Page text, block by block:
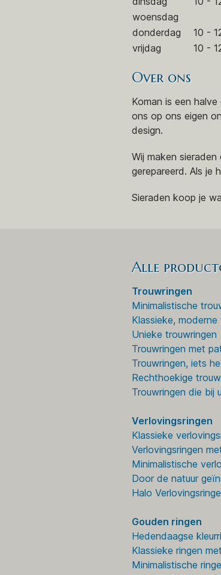
woensdag
donderdag
10 -
vrijdag
10 -
Over ons
Koman is een
ons op ons eigen
design.
Wij maken
gerepareerd. Als je
Sieraden koop je
Alle
Trouwringen
Minimalistische
Klassieke, moderne
Unieke trouwringen
Trouwringen met
Trouwringen, iets
Rechthoekige
Trouwringen die bij
Verlovingsringen
Klassieke
Verlovingsringen
Minimalistische
Door de natuur
Halo
Gouden ringen
Hedendaagse
Klassieke ringen
Minimalistische